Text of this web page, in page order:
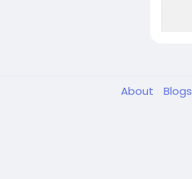
About Blogs